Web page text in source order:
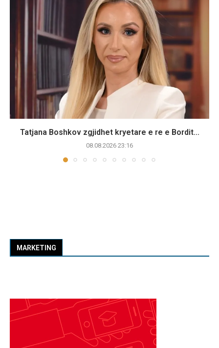
Tatjana Boshkov zgjidhet kryetare e re e Bordit...
08.08.2026 23:16
MARKETING